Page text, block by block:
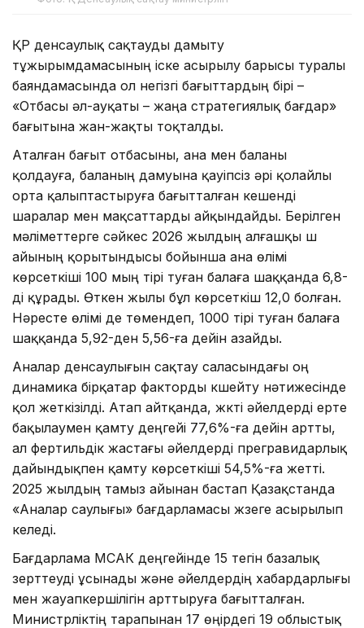
ҚР денсаулық сақтауды дамыту
тұжырымдамасының іске асырылу барысы туралы
баяндамасында ол негізгі бағыттардың бірі –
«Отбасы әл-ауқаты – жаңа стратегиялық бағдар»
бағытына жан-жақты тоқталды.
Аталған бағыт отбасыны, ана мен баланы
қолдауға, баланың дамуына қауіпсіз әрі қолайлы
орта қалыптастыруға бағытталған кешенді
шаралар мен мақсаттарды айқындайды. Берілген
мәліметтерге сәйкес 2026 жылдың алғашқы үш
айының қорытындысы бойынша ана өлімі
көрсеткіші 100 мың тірі туған балаға шаққанда 6,8-
ді құрады. Өткен жылы бұл көрсеткіш 12,0 болған.
Нәресте өлімі де төмендеп, 1000 тірі туған балаға
шаққанда 5,92-ден 5,56-ға дейін азайды.
Аналар денсаулығын сақтау саласындағы оң
динамика бірқатар факторды күшейту нәтижесінде
қол жеткізілді. Атап айтқанда, жүкті әйелдерді ерте
бақылаумен қамту деңгейі 77,6%-ға дейін артты,
ал фертильдік жастағы әйелдерді прегравидарлық
дайындықпен қамту көрсеткіші 54,5%-ға жетті.
2025 жылдың тамыз айынан бастап Қазақстанда
«Аналар саулығы» бағдарламасы жүзеге асырылып
келеді.
Бағдарлама МСАК деңгейінде 15 тегін базалық
зерттеуді ұсынады және әйелдердің хабардарлығы
мен жауапкершілігін арттыруға бағытталған.
Министрліктің тарапынан 17 өңірдегі 19 облыстық